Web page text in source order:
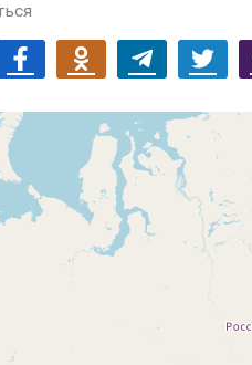
FacebookOdnoklassnikiTelegram Twitter